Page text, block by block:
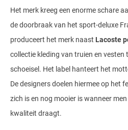
Het merk kreeg een enorme schare
de doorbraak van het sport-deluxe
produceert het merk naast Lacoste
collectie kleding van truien en
schoeisel. Het label hanteert het
De designers doelen hiermee op het
zich is en nog mooier is wanneer
kwaliteit draagt.